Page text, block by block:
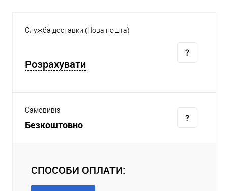
Служба доставки (Нова пошта)
Розрахувати
Самовивіз
Безкоштовно
СПОСОБИ ОПЛАТИ: